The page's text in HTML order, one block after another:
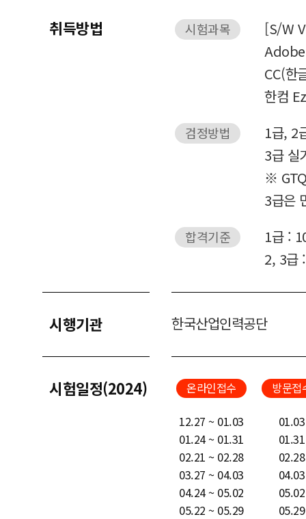
취득방법 시험과목
[S/W
CC(한
한컴
검정방법
1급, 2
3급 실
※
3급은
합격기준
1급 :
2, 3급
시행기관 한국산업인력공단
시험일정(2024) 온라인접수 방문접
12.27 ~ 01.03
01.03
01.24 ~ 01.31
01.31
02.21 ~ 02.28
02.28
03.27 ~ 04.03
04.03
04.24 ~ 05.02
05.02
05.22 ~ 05.29
05.29